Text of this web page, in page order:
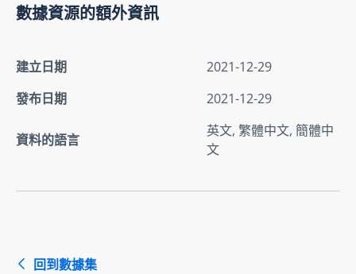
數據資源的額外資訊
建立日期
2021-12-29
發布日期
2021-12-29
資料的語言
英文, 繁體中文, 簡體中
文
回到數據集